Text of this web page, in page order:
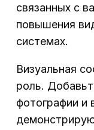
связанных с
повышения
системах.
Визуальная
роль.
фотографии и